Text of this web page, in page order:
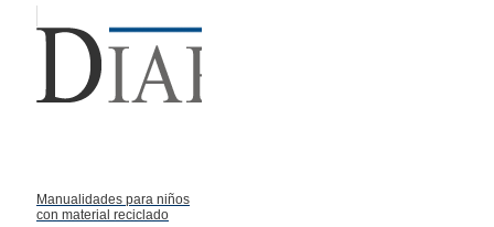
Manualidades para niños
con material reciclado